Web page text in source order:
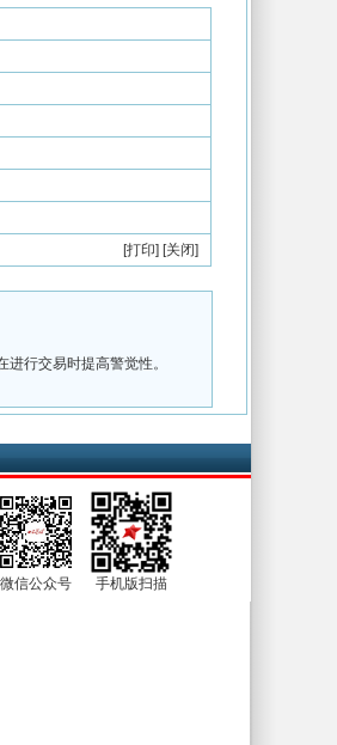
[打印] [关闭]
行交易时提高警觉性。
微信公众号 手机版扫描